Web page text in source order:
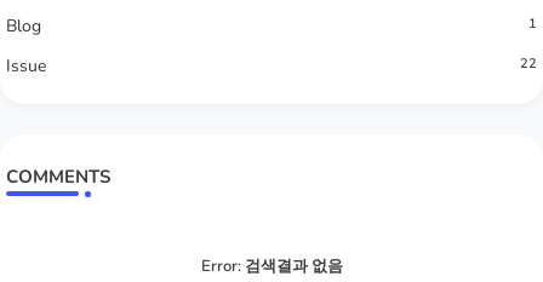
Blog 1
Issue 22
COMMENTS
Error:검색결과 없음